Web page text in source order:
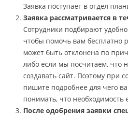
Заявка поступает в отдел
Заявка рассматривается в
Сотрудники подбирают
чтобы помочь вам бесплатно
может быть отклонена по
либо если мы посчитаем, что
создавать сайт. Поэтому при
пишите подробнее для чего
понимать, что необходимость
После одобрения заявки